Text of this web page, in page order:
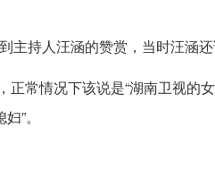
持人汪涵的赞赏，当时汪涵
正常情况下该说是“湖南卫视的
”。